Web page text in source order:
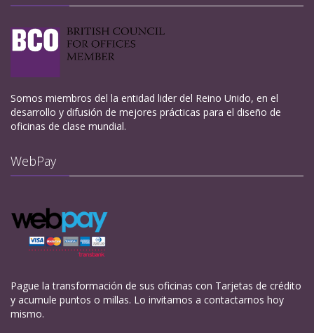
Somos miembros del la entidad lider del Reino Unido, en el
desarrollo y difusión de mejores prácticas para el diseño de
oficinas de clase mundial.
WebPay
Pague la transformación de sus oficinas con Tarjetas de crédito
y acumule puntos o millas. Lo invitamos a contactarnos hoy
mismo.